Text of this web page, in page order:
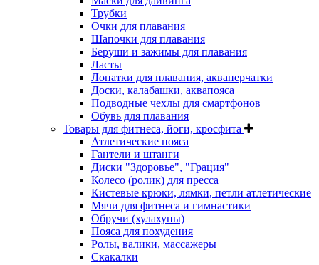
Трубки
Очки для плавания
Шапочки для плавания
Беруши и зажимы для плавания
Ласты
Лопатки для плавания, акваперчатки
Доски, калабашки, аквапояса
Подводные чехлы для смартфонов
Обувь для плавания
Товары для фитнеса, йоги, кросфита
Атлетические пояса
Гантели и штанги
Диски "Здоровье", "Грация"
Колесо (ролик) для пресса
Кистевые крюки, лямки, петли атлетические
Мячи для фитнеса и гимнастики
Обручи (хулахупы)
Пояса для похудения
Ролы, валики, массажеры
Скакалки